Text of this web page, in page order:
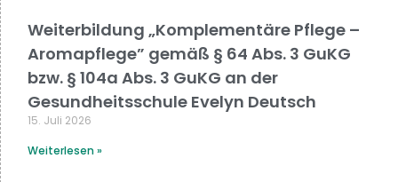
Weiterbildung „Komplementäre Pflege –
Aromapflege” gemäß § 64 Abs. 3 GuKG
bzw. § 104a Abs. 3 GuKG an der
Gesundheitsschule Evelyn Deutsch
15. Juli 2026
Weiterlesen »